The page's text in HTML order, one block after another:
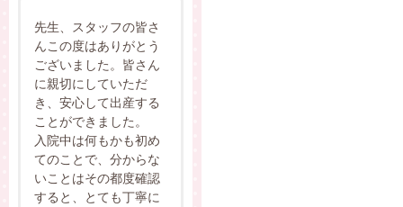
先生、スタッフの皆さ
んこの度はありがとう
ございました。皆さん
に親切にしていただ
き、安心して出産する
ことができました。
入院中は何もかも初め
てのことで、分からな
いことはその都度確認
すると、とても丁寧に